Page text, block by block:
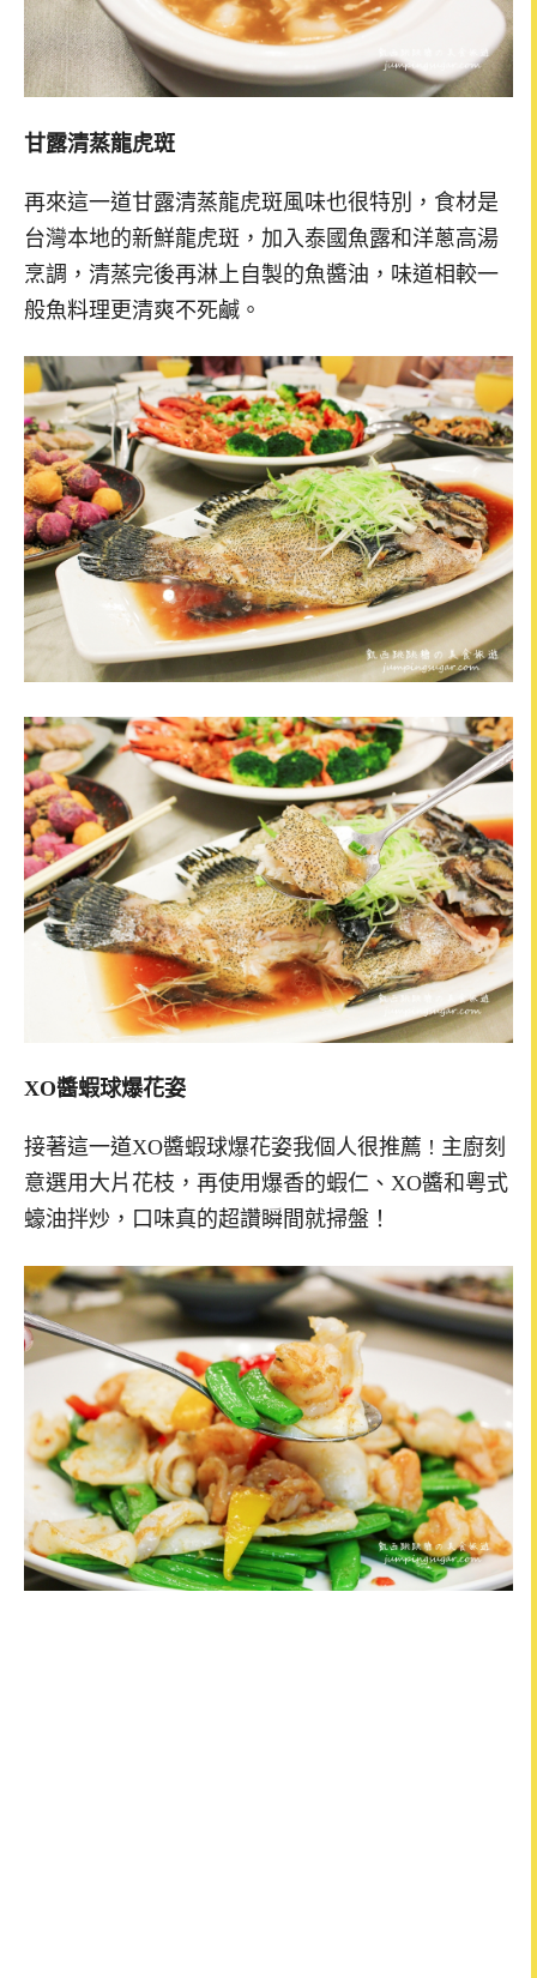
甘露清蒸龍虎斑
再來這一道甘露清蒸龍虎斑風味也很特別，食材是
台灣本地的新鮮龍虎斑，加入泰國魚露和洋蔥高湯
烹調，清蒸完後再淋上自製的魚醬油，味道相較一
般魚料理更清爽不死鹹。
XO醬蝦球爆花姿
接著這一道XO醬蝦球爆花姿我個人很推薦 ! 主廚刻
意選用大片花枝，再使用爆香的蝦仁、XO醬和粵式
蠔油拌炒，口味真的超讚瞬間就掃盤！